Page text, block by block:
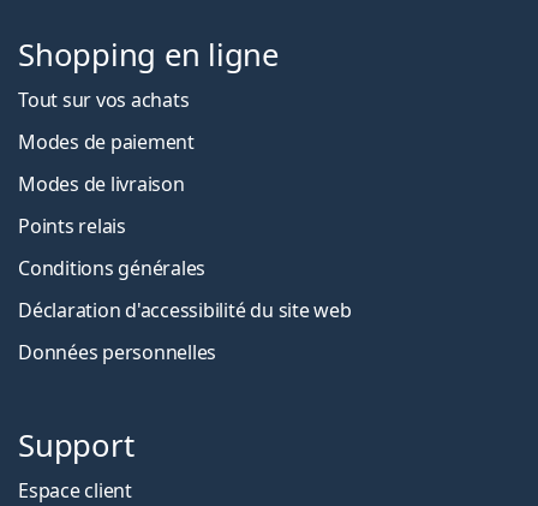
Shopping en ligne
Tout sur vos achats
Modes de paiement
Modes de livraison
Points relais
Conditions générales
Déclaration d'accessibilité du site web
Données personnelles
Support
Espace client